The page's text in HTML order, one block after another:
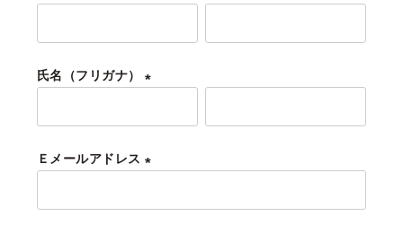
必
)
氏名（フリガナ）
必
)
Ｅメールアドレス
必